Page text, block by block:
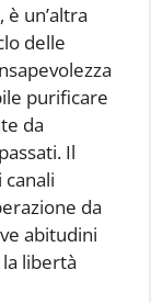
un’altra
delle
purificare
da
Il
da
abitudini
libertà